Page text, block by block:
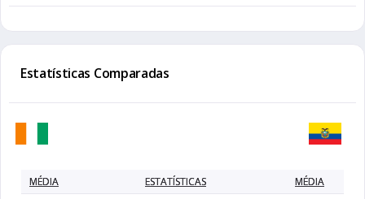
Estatísticas Comparadas
MÉDIA ESTATÍSTICAS
MÉDIA